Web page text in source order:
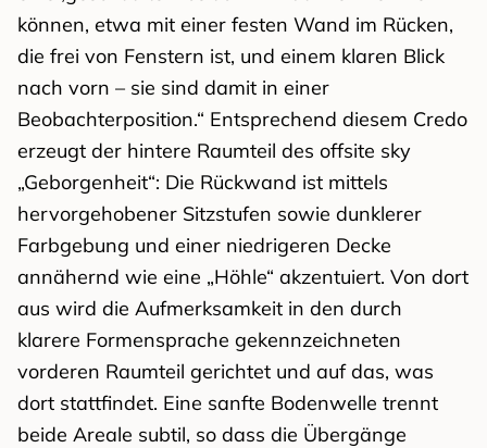
können, etwa mit einer festen Wand im Rücken,
die frei von Fenstern ist, und einem klaren Blick
nach vorn – sie sind damit in einer
Beobachterposition.“ Entsprechend diesem Credo
erzeugt der hintere Raumteil des offsite sky
„Geborgenheit“: Die Rückwand ist mittels
hervorgehobener Sitzstufen sowie dunklerer
Farbgebung und einer niedrigeren Decke
annähernd wie eine „Höhle“ akzentuiert. Von dort
aus wird die Aufmerksamkeit in den durch
klarere Formensprache gekennzeichneten
vorderen Raumteil gerichtet und auf das, was
dort stattfindet. Eine sanfte Bodenwelle trennt
beide Areale subtil, so dass die Übergänge